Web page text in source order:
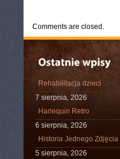
Comments are closed.
Rehabilitacja dzieci
7 sierpnia, 2026
Harlequin Retro
6 sierpnia, 2026
Historia Jednego Zdjęcia
5 sierpnia, 2026